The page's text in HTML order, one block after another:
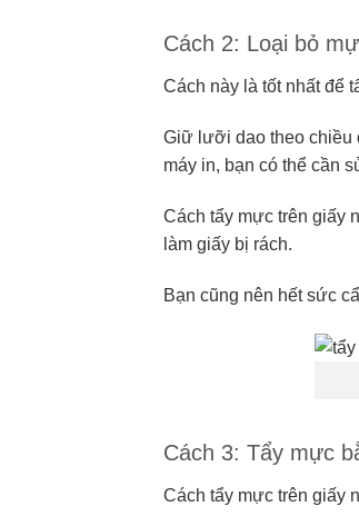
Cách 2: Loại bỏ
Cách này là tốt nhất để
Giữ lưỡi dao theo chiều
máy in, bạn có thể cần
Cách tẩy mực trên giấy
làm giấy bị rách.
Bạn cũng nên hết sức
Cách 3: Tẩy mực
Cách tẩy mực trên giấy